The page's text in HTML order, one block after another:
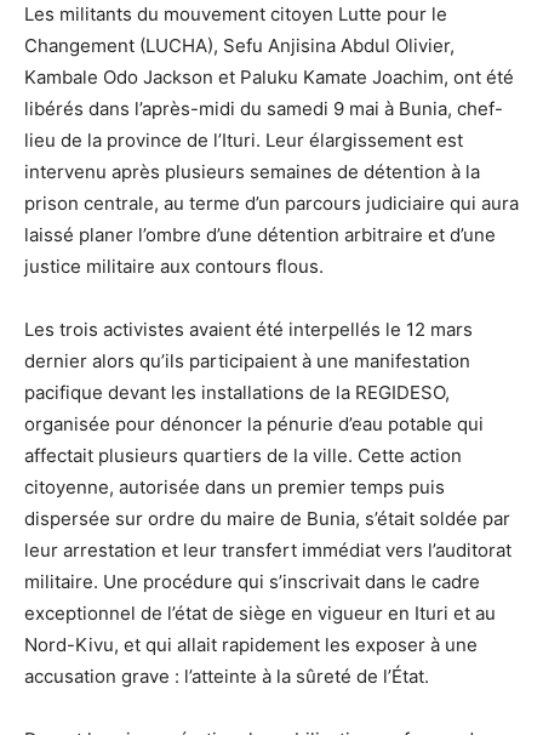
Les militants du mouvement citoyen Lutte pour le
Changement (LUCHA), Sefu Anjisina Abdul Olivier,
Kambale Odo Jackson et Paluku Kamate Joachim, ont été
libérés dans l’après-midi du samedi 9 mai à Bunia, chef-
lieu de la province de l’Ituri. Leur élargissement est
intervenu après plusieurs semaines de détention à la
prison centrale, au terme d’un parcours judiciaire qui aura
laissé planer l’ombre d’une détention arbitraire et d’une
justice militaire aux contours flous.
Les trois activistes avaient été interpellés le 12 mars
dernier alors qu’ils participaient à une manifestation
pacifique devant les installations de la REGIDESO,
organisée pour dénoncer la pénurie d’eau potable qui
affectait plusieurs quartiers de la ville. Cette action
citoyenne, autorisée dans un premier temps puis
dispersée sur ordre du maire de Bunia, s’était soldée par
leur arrestation et leur transfert immédiat vers l’auditorat
militaire. Une procédure qui s’inscrivait dans le cadre
exceptionnel de l’état de siège en vigueur en Ituri et au
Nord-Kivu, et qui allait rapidement les exposer à une
accusation grave : l’atteinte à la sûreté de l’État.